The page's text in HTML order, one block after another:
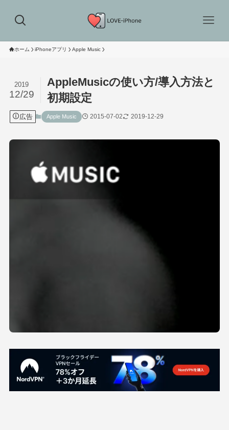
ホーム iPhoneアプリ Apple Music
AppleMusicの使い方/導入方法と
初期設定
2019
12/29
広告 Apple Music 2015-07-02 2019-12-29